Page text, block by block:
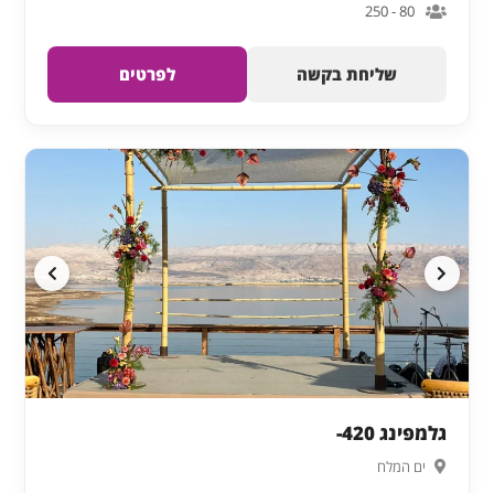
80 - 250
שליחת בקשה לפרטים
גלמפינג 420-
ים המלח